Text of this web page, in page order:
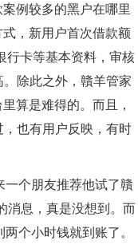
例较多的黑户在哪里
，新用户首次借款额
行卡等基本资料，审核
除此之外，贛羊管家
算是难得的。而且，
也有用户反映，有时
个朋友推荐他试了贛
消息，真是没想到。而
个小时钱就到账了。